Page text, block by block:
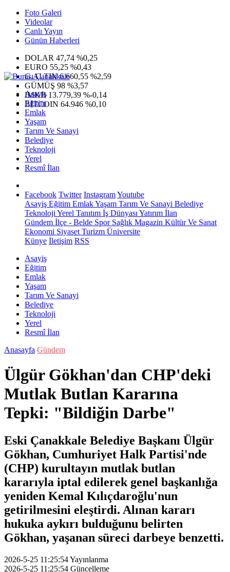
Foto Galeri
Videolar
Canlı Yayın
Günün Haberleri
DOLAR 47,74 %0,25
EURO 55,25 %0,43
G.ALTIN6.660,55 %2,59
GÜMÜŞ 98 %3,57
IMKB 13.779,39 %-0,14
BITCOIN 64.946 %0,10
Asayiş
Eğitim
Emlak
Yaşam
Tarım Ve Sanayi
Belediye
Teknoloji
Yerel
Resmî İlan
Facebook Twitter InstagramYoutube
Asayiş Eğitim EmlakYaşam Tarım Ve Sanayi Belediye
Teknoloji Yerel Tanıtım İş Dünyası Yatırım İlan
Gündem İlçe - Belde SporSağlık Magazin Kültür Ve Sanat
Ekonomi Siyaset Turizm Üniversite
Künye İletişim RSS
Asayiş
Eğitim
Emlak
Yaşam
Tarım Ve Sanayi
Belediye
Teknoloji
Yerel
Resmî İlan
Anasayfa Gündem
Ülgür Gökhan'dan CHP'deki
Mutlak Butlan Kararına
Tepki: "Bildiğin Darbe"
Eski Çanakkale Belediye Başkanı Ülgür
Gökhan, Cumhuriyet Halk Partisi'nde
(CHP) kurultayın mutlak butlan
kararıyla iptal edilerek genel başkanlığa
yeniden Kemal Kılıçdaroğlu'nun
getirilmesini eleştirdi. Alınan kararı
hukuka aykırı bulduğunu belirten
Gökhan, yaşanan süreci darbeye benzetti.
2026-5-25 11:25:54Yayınlanma
2026-5-25 11:25:54 Güncelleme